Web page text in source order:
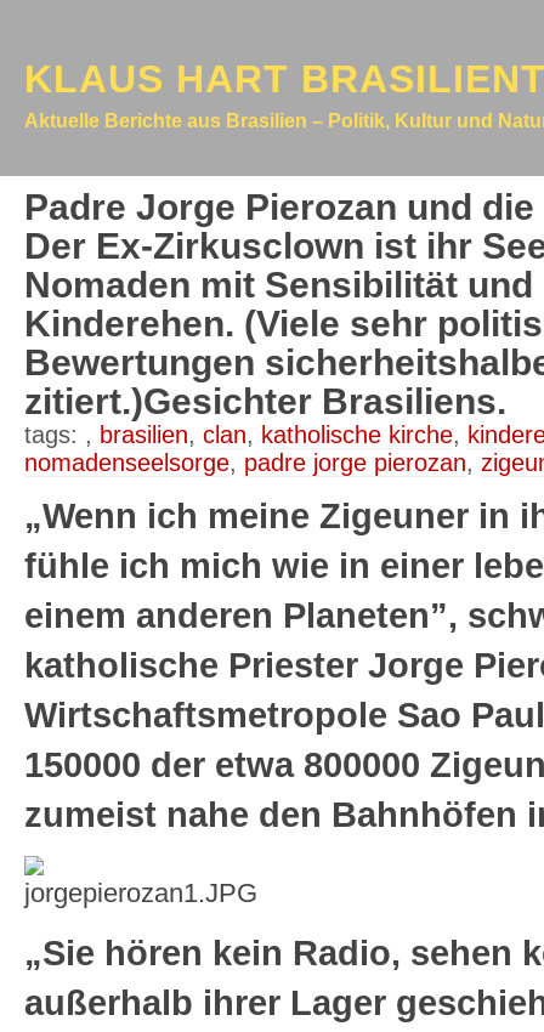
KLAUS HART
Aktuelle Berichte aus Brasilien – Politik, Kultur und
Padre Jorge Pierozan und
Der Ex-Zirkusclown ist ihr
Nomaden mit Sensibilität
Kinderehen. (Viele sehr
Bewertungen
zitiert.)Gesichter Brasiliens.
tags: , brasilien, clan, katholische kirche,
nomadenseelsorge, padre jorge pierozan,
„Wenn ich meine Zigeuner in
fühle ich mich wie in einer
einem anderen Planeten”,
katholische Priester Jorge
Wirtschaftsmetropole Sao
150000 der etwa 800000
zumeist nahe den Bahnhöfen
„Sie hören kein Radio, sehen
außerhalb ihrer Lager